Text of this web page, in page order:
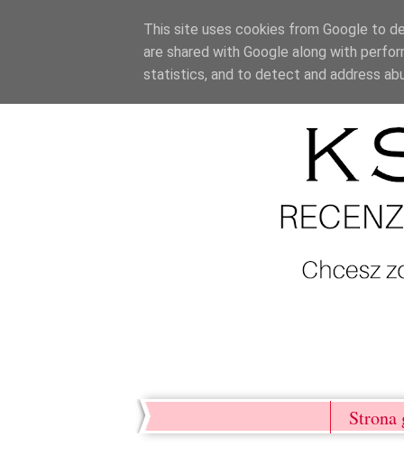
Strona
This site uses cookies from Google to
are shared with Google along with
statistics, and to detect and address